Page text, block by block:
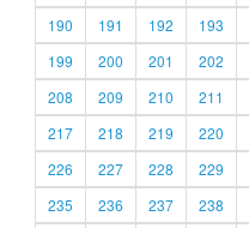
190
191 192 193
199
200 201 202
208
209 210 211
217
218 219 220
226
227 228 229
235
236 237 238